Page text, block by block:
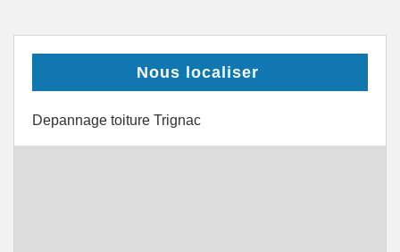
Nous localiser
Depannage toiture Trignac